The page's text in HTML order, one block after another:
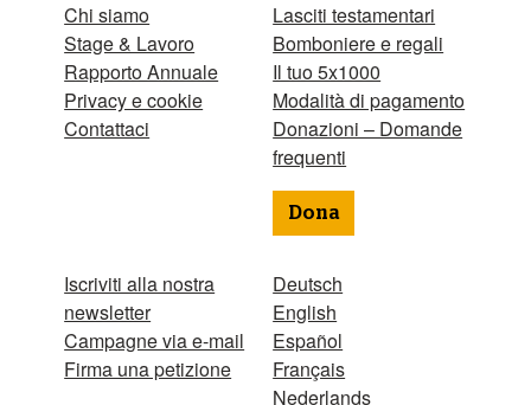
Chi siamo
Stage & Lavoro
Rapporto Annuale
Privacy e cookie
Contattaci
Iscriviti alla nostra
newsletter
Campagne via e-mail
Firma una petizione
Lasciti testamentari
Bomboniere e regali
Il tuo 5x1000
Modalità di pagamento
Donazioni – Domande
frequenti
Dona
Deutsch
English
Español
Français
Nederlands